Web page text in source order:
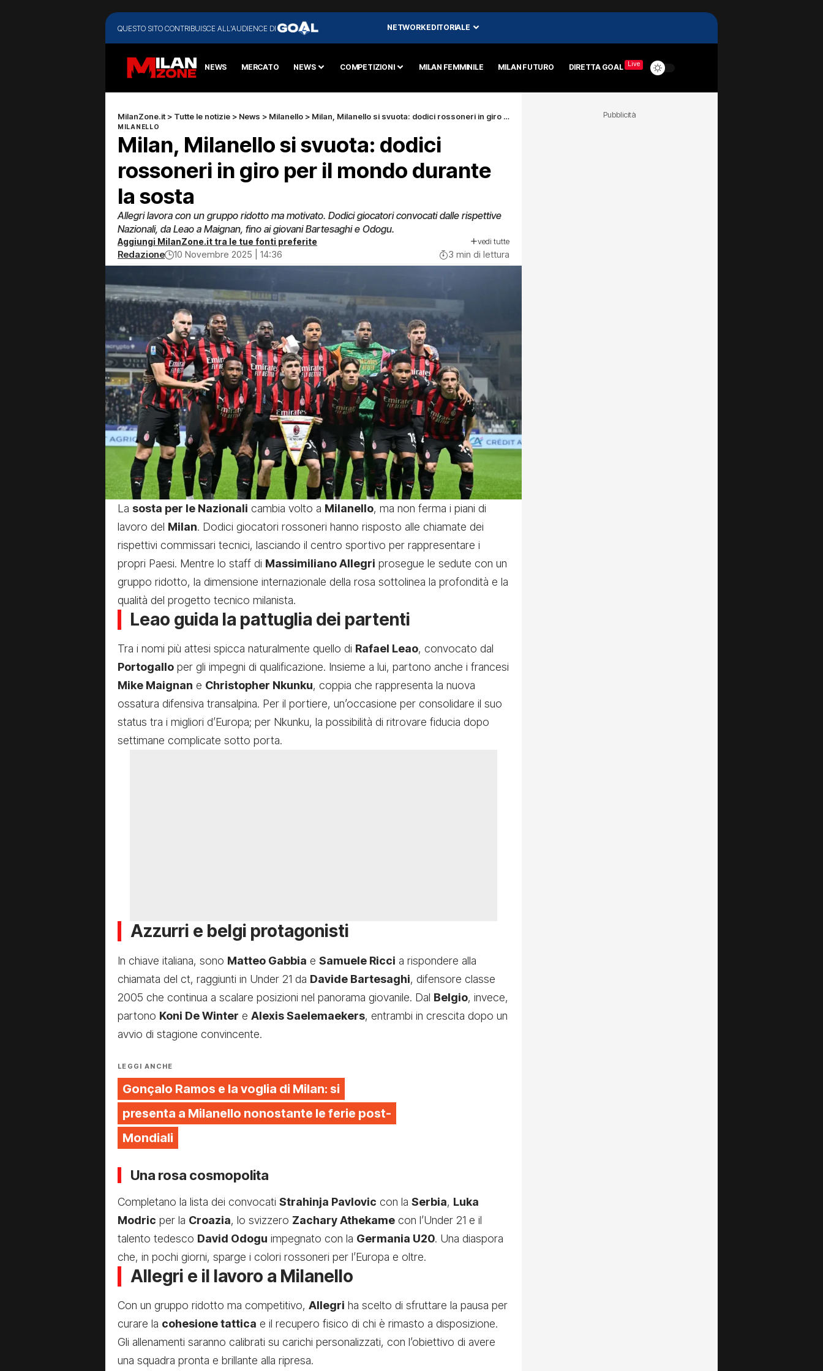
QUESTO SITO CONTRIBUISCE ALL'AUDIENCE DI NETWORK EDITORIALE
NEWS MERCATO NEWS COMPETIZIONI MILAN FEMMINILE MILAN FUTURO DIRETTA GOAL Live
MilanZone.it > Tutte le notizie > News > Milanello > Milan, Milanello si svuota: dodici rossoneri in giro per il mondo durante la sosta
MILANELLO
Milan, Milanello si svuota: dodici
rossoneri in giro per il mondo durante
la sosta
Allegri lavora con un gruppo ridotto ma motivato. Dodici giocatori convocati dalle rispettive
Nazionali, da Leao a Maignan, fino ai giovani Bartesaghi e Odogu.
Aggiungi MilanZone.it tra le tue fonti preferite vedi tutte
Redazione 10 Novembre 2025 | 14:36 3 min di lettura
La sosta per le Nazionali cambia volto a Milanello, ma non ferma i piani di
lavoro del Milan. Dodici giocatori rossoneri hanno risposto alle chiamate dei
rispettivi commissari tecnici, lasciando il centro sportivo per rappresentare i
propri Paesi. Mentre lo staff di Massimiliano Allegri prosegue le sedute con un
gruppo ridotto, la dimensione internazionale della rosa sottolinea la profondità e la
qualità del progetto tecnico milanista.
Leao guida la pattuglia dei partenti
Tra i nomi più attesi spicca naturalmente quello di Rafael Leao, convocato dal
Portogallo per gli impegni di qualificazione. Insieme a lui, partono anche i francesi
Mike Maignan e Christopher Nkunku, coppia che rappresenta la nuova
ossatura difensiva transalpina. Per il portiere, un’occasione per consolidare il suo
status tra i migliori d’Europa; per Nkunku, la possibilità di ritrovare fiducia dopo
settimane complicate sotto porta.
Azzurri e belgi protagonisti
In chiave italiana, sono Matteo Gabbia e Samuele Ricci a rispondere alla
chiamata del ct, raggiunti in Under 21 da Davide Bartesaghi, difensore classe
2005 che continua a scalare posizioni nel panorama giovanile. Dal Belgio, invece,
partono Koni De Winter e Alexis Saelemaekers, entrambi in crescita dopo un
avvio di stagione convincente.
LEGGI ANCHE
Gonçalo Ramos e la voglia di Milan: si
presenta a Milanello nonostante le ferie post-
Mondiali
Una rosa cosmopolita
Completano la lista dei convocati Strahinja Pavlovic con la Serbia, Luka
Modric per la Croazia, lo svizzero Zachary Athekame con l’Under 21 e il
talento tedesco David Odogu impegnato con la Germania U20. Una diaspora
che, in pochi giorni, sparge i colori rossoneri per l’Europa e oltre.
Allegri e il lavoro a Milanello
Con un gruppo ridotto ma competitivo, Allegri ha scelto di sfruttare la pausa per
curare la cohesione tattica e il recupero fisico di chi è rimasto a disposizione.
Gli allenamenti saranno calibrati su carichi personalizzati, con l’obiettivo di avere
una squadra pronta e brillante alla ripresa.
Pubblicità